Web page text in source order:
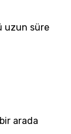
uzun süre
arada